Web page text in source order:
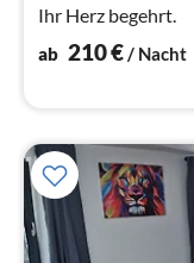
Ihr Herz begehrt.
ab 210€/ Nacht